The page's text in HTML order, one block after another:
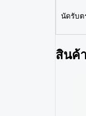
นัดรับต
สินค้